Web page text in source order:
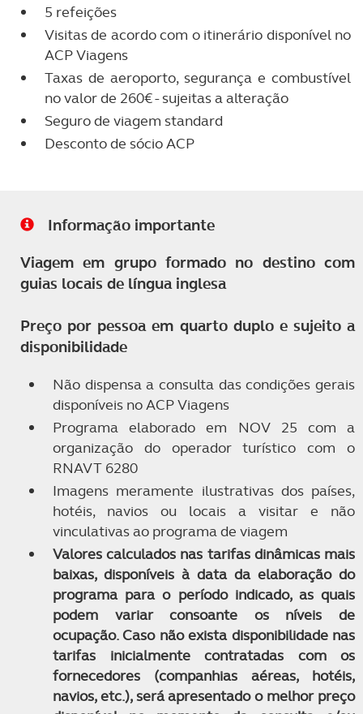
5 refeições
Visitas de acordo com o itinerário disponível no
ACP Viagens
Taxas de aeroporto, segurança e combustível
no valor de 260€ - sujeitas a alteração
Seguro de viagem standard
Desconto de sócio ACP
Informação importante
Viagem em grupo formado no destino com
guias locais de língua inglesa
Preço por pessoa em quarto duplo e sujeito a
disponibilidade
Não dispensa a consulta das condições gerais
disponíveis no ACP Viagens
Programa elaborado em NOV 25 com a
organização do operador turístico com o
RNAVT 6280
Imagens meramente ilustrativas dos países,
hotéis, navios ou locais a visitar e não
vinculativas ao programa de viagem
Valores calculados nas tarifas dinâmicas mais
baixas, disponíveis à data da elaboração do
programa para o período indicado, as quais
podem variar consoante os níveis de
ocupação. Caso não exista disponibilidade nas
tarifas inicialmente contratadas com os
fornecedores (companhias aéreas, hotéis,
navios, etc.), será apresentado o melhor preço